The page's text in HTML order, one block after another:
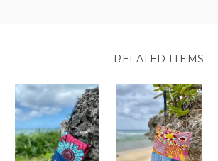
RELATED ITEMS